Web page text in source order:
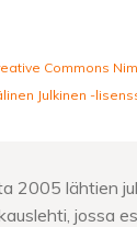
Commons
Julkinen -
2005 lähtien
jossa